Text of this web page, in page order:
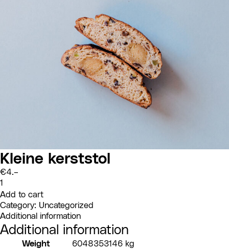
Kleine kerststol
€4.–
Kleine
kerststol
quantity
Add to cart
Category: Uncategorized
Additional information
Additional information
Weight 6048353146 kg